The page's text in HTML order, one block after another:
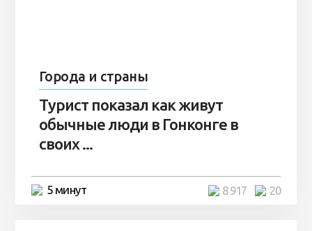
Города и страны
Турист показал как живут
обычные люди в Гонконге в
своих ...
5 минут 20
8 917